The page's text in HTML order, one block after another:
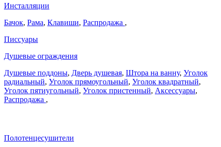
Инсталляции
Бачок, Рама, Клавиши, Распродажа ,
Писсуары
Душевые ограждения
Душевые поддоны, Дверь душевая, Штора на ванну, Уголок
радиальный, Уголок прямоугольный, Уголок квадратный,
Уголок пятиугольный, Уголок пристенный, Аксессуары,
Распродажа ,
Полотенцесушители